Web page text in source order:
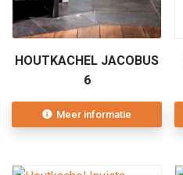
HOUTKACHEL JACOBUS
6
Meer informatie